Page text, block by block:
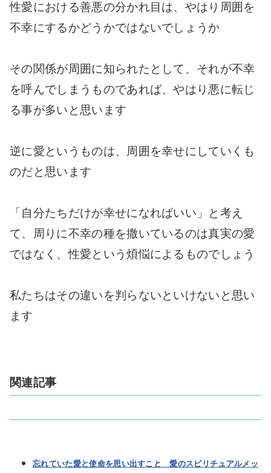
性愛における善悪の分かれ目は、やはり周囲を
不幸にするかどうかではないでしょうか
その関係が周囲に知られたとして、それが不幸
を呼んでしまうものであれば、やはり悪に転じ
る事が多いと思います
逆に愛というものは、周囲を幸せにしていくも
のだと思います
「自分たちだけが幸せになればいい」と考え
て、周りに不幸の種を撒いているのは真実の愛
ではなく、性愛という煩悩によるものでしょう
私たちはその違いを判らないといけないと思い
ます
関連記事
忘れていた愛と使命を思い出すこと 愛のスピリチュアルメッ